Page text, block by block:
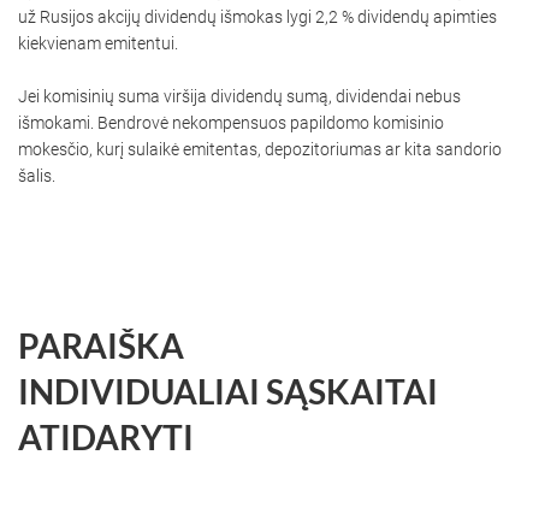
už Rusijos akcijų dividendų išmokas lygi 2,2 % dividendų apimties
kiekvienam emitentui.
Jei komisinių suma viršija dividendų sumą, dividendai nebus
išmokami. Bendrovė nekompensuos papildomo komisinio
mokesčio, kurį sulaikė emitentas, depozitoriumas ar kita sandorio
šalis.
PARAIŠKA
INDIVIDUALIAI SĄSKAITAI
ATIDARYTI